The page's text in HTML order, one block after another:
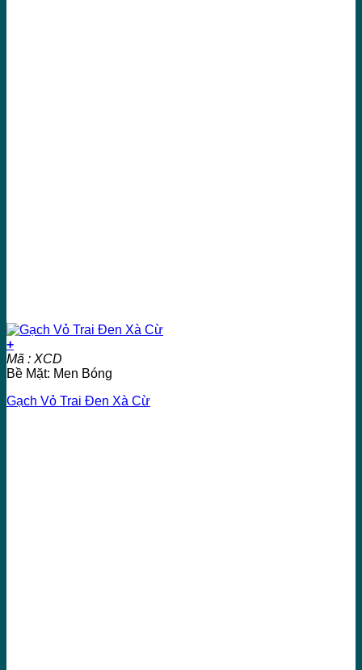
+
Mã : XCD
Bề Mặt: Men Bóng
Gạch Vỏ Trai Đen Xà Cừ